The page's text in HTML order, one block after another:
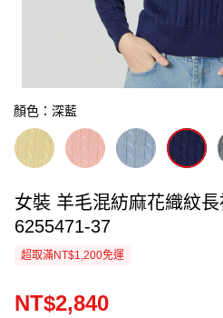
顏色：深藍
女裝 羊毛混紡麻花織紋
6255471-37
超取滿NT$1,200免運
NT$2,840